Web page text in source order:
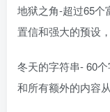
地狱之角-超过65个
置信和强大的预设
冬天的字符串- 60
和所有额外的内容